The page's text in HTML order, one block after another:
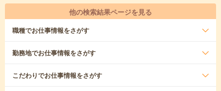
他の検索結果ページを見る
職種でお仕事情報をさがす
勤務地でお仕事情報をさがす
こだわりでお仕事情報をさがす